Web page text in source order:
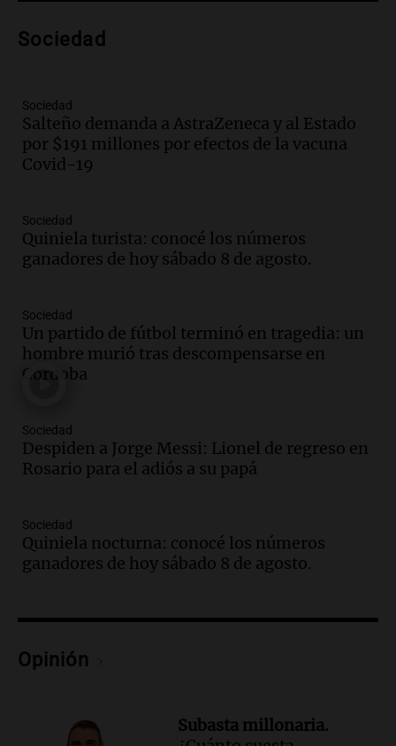
metros del río Suquía y retiraron hasta
Episodios
Audio.La historia de la servilleta que
firmó Jorge Messi para el primer
contrato de Leo con Barcelona
Audio.Joan Gaspart: "Sin Jorge, no sé si
Messi hubiera llegado adonde llegó"
Audio.El orgullo y el sueño argentino de
Jorge Messi en una entrevista con Rony
Vargas en 2007
Audio.El abuelo de Agostina Vega, tras
las nuevas detenciones: "En esa casa
Episodios
Audio.Una nutricionista derribó el mito
del desayuno ideal: qué alimentos
Episodios
Sociedad
Sociedad
Salteño demanda a AstraZeneca y al Estado
por $191 millones por efectos de la vacuna
Covid-19
Sociedad
Quiniela turista: conocé los números
ganadores de hoy sábado 8 de agosto.
Sociedad
Un partido de fútbol terminó en tragedia: un
hombre murió tras descompensarse en
Córdoba
Sociedad
Despiden a Jorge Messi: Lionel de regreso en
Rosario para el adiós a su papá
Sociedad
Quiniela nocturna: conocé los números
ganadores de hoy sábado 8 de agosto.
Opinión
Subasta millonaria.